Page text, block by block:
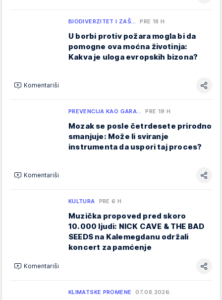
BIODIVERZITET I ZAŠ… PRE 18 H
U borbi protiv požara mogla bi da
pomogne ova moćna životinja:
Kakva je uloga evropskih bizona?
Komentariši
PREVENCIJA KAO GARA… PRE 19 H
Mozak se posle četrdesete prirodno
smanjuje: Može li sviranje
instrumenta da uspori taj proces?
Komentariši
KULTURA PRE 6 H
Muzička propoved pred skoro
10.000 ljudi: NICK CAVE & THE BAD
SEEDS na Kalemegdanu održali
koncert za pamćenje
Komentariši
KLIMATSKE PROMENE 07.08.2026.